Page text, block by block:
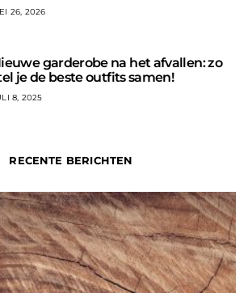
26, 2026
garderobe na het afvallen: zo
je de beste outfits samen!
8, 2025
RECENTE BERICHTEN